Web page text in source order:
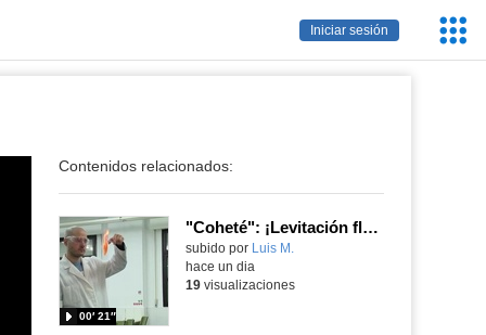
Iniciar sesión
Contenidos relacionados:
"Coheté": ¡Levitación flamígera!
Contenido educativo.
subido por Luis M.
00′ 21″
hace un dia
19visualizaciones